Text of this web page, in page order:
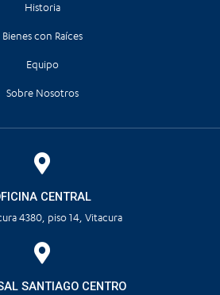
Historia
Bienes con Raíces
Equipo
Sobre Nosotros
CENTRAL
4380, piso 14, Vitacura
SANTIAGO CENTRO